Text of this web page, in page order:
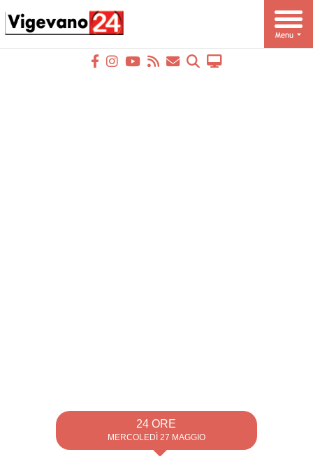
24 ORE
MERCOLEDÌ 27 MAGGIO